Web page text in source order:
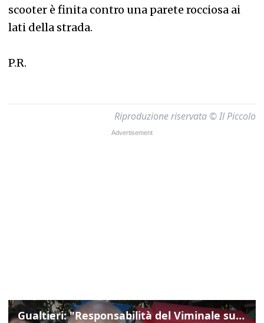
scooter è finita contro una parete rocciosa ai
lati della strada.
P.R.
Riproduzione riservata © Il Piccolo
Gualtieri: "Responsabilità del Viminale su Spin Time? La posizione dei partiti è nota"